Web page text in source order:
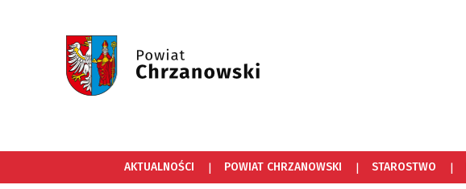
AKTUALNOŚCI POWIAT CHRZANOWSKI STAROSTWO